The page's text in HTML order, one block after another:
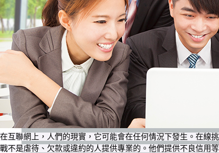
在互聯網上，人們的現實，它可能會在任何情況下發生。在線挑
戰不是虐待、欠款或違約的人提供專業的。他們提供不良信用等